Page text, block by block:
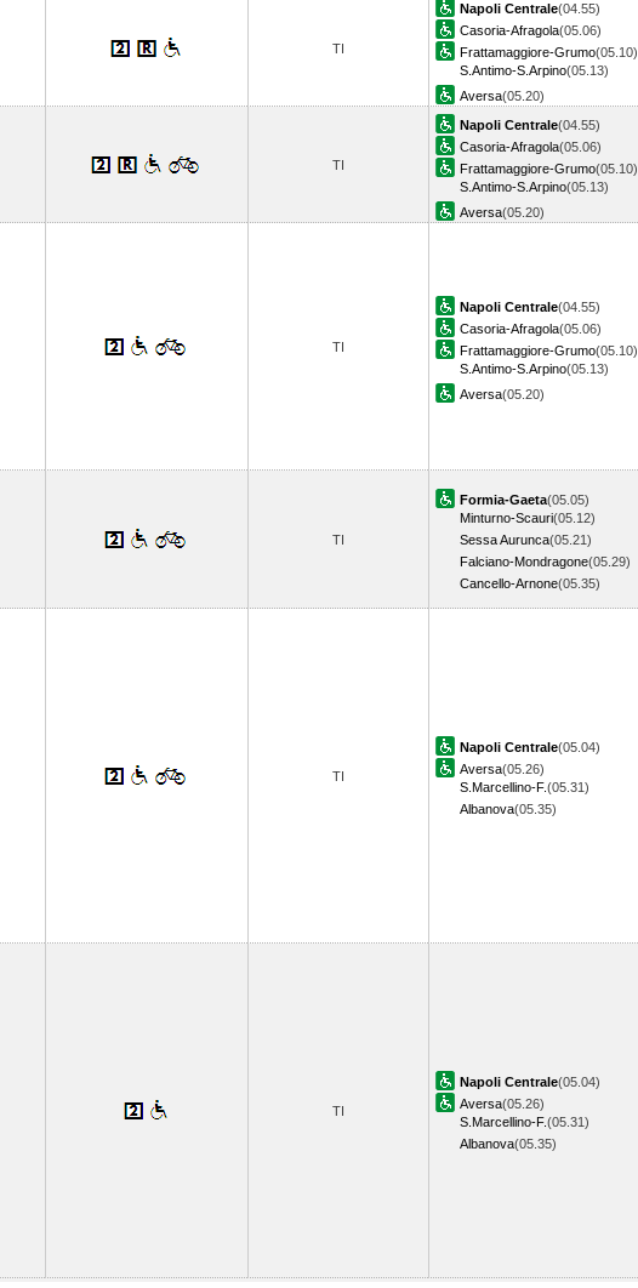
TI
Napoli Centrale(04.55)
Casoria-Afragola(05.06)
Frattamaggiore-Grumo(05.10)
S.Antimo-S.Arpino(05.13)
Aversa(05.20)
TI
Napoli Centrale(04.55)
Casoria-Afragola(05.06)
Frattamaggiore-Grumo(05.10)
S.Antimo-S.Arpino(05.13)
Aversa(05.20)
TI
Napoli Centrale(04.55)
Casoria-Afragola(05.06)
Frattamaggiore-Grumo(05.10)
S.Antimo-S.Arpino(05.13)
Aversa(05.20)
TI
Formia-Gaeta(05.05)
Minturno-Scauri(05.12)
Sessa Aurunca(05.21)
Falciano-Mondragone(05.29)
Cancello-Arnone(05.35)
TI
Napoli Centrale(05.04)
Aversa(05.26)
S.Marcellino-F.(05.31)
Albanova(05.35)
TI
Napoli Centrale(05.04)
Aversa(05.26)
S.Marcellino-F.(05.31)
Albanova(05.35)